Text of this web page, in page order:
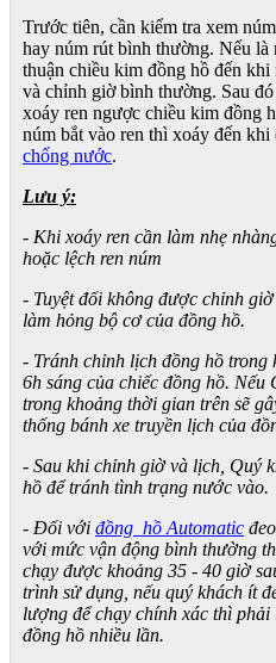
Trước tiên, cần kiểm tra xem
hay núm rút bình thường. Nếu là
thuận chiều kim đồng hồ đến khi
và chỉnh giờ bình thường. Sau
xoáy ren ngược chiều kim đồng
núm bắt vào ren thì xoáy đến khi
chống nước.
Lưu ý:
- Khi xoáy ren cần làm nhẹ
hoặc lệch ren núm
- Tuyệt đối không được chỉnh
làm hỏng bộ cơ của đồng hồ.
- Tránh chỉnh lịch đồng hồ
6h sáng của chiếc đồng hồ. Nếu
trong khoảng thời gian trên sẽ
thống bánh xe truyền lịch của
- Sau khi chỉnh giờ và lịch, Quý
hồ để tránh tình trạng nước vào.
- Đối với đồng hồ Automatic
với mức vận động bình thường
chạy được khoảng 35 - 40 giờ
trình sử dụng, nếu quý khách ít
lượng để chạy chính xác thì
đồng hồ nhiều lần.